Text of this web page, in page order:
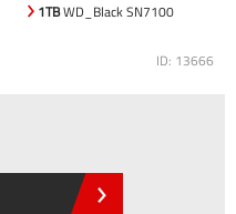
1TBWD_Black SN7100
ID: 13666